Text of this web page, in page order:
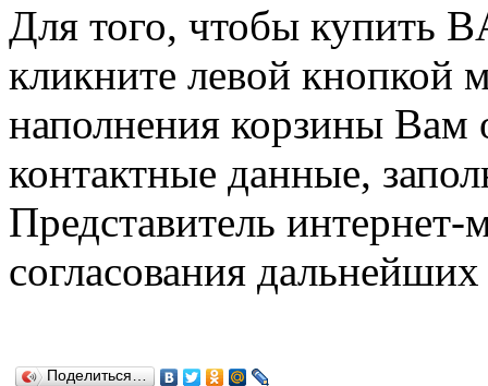
Для того, чтобы купить
кликните левой
наполнения корзины Вам
контактные данные,
Представитель
согласования
Поделиться…